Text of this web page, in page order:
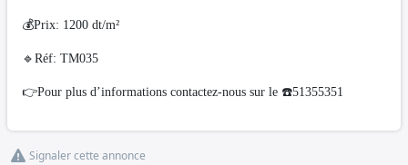
💰Prix: 1200 dt/m²
🔹Réf: TM035
👉Pour plus d’informations contactez-nous sur le ☎️51355351
Signaler cette annonce